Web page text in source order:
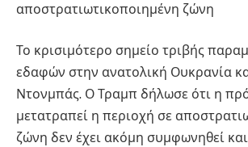
αποστρατιωτικοποιημένη ζώνη
Το κρισιμότερο σημείο τριβής
εδαφών στην ανατολική Ουκρανία
Ντονμπάς. Ο Τραμπ δήλωσε ότι η
μετατραπεί η περιοχή σε
ζώνη δεν έχει ακόμη συμφωνηθεί